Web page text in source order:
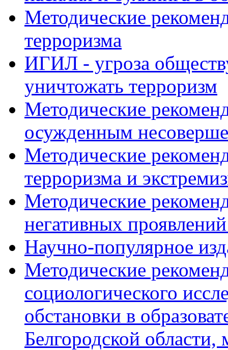
Методические
терроризма
ИГИЛ - угроза
уничтожать терроризм
Методические
осужденным
Методические
терроризма и
Методические
негативных
Научно-популярное
Методические
социологического
обстановки в
Белгородской